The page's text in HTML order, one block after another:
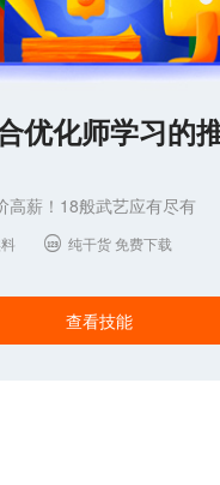
优化师学习的
高薪！18般武艺应有尽有
 纯干货 免费下载
查看技能